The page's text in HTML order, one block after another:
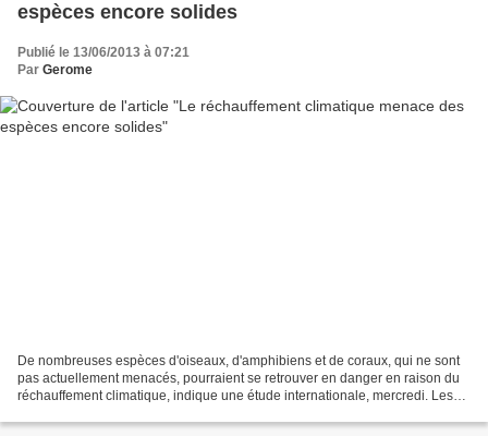
espèces encore solides
Publié le 13/06/2013 à 07:21
Par Gerome
De nombreuses espèces d'oiseaux, d'amphibiens et de coraux, qui ne sont
pas actuellement menacés, pourraient se retrouver en danger en raison du
réchauffement climatique, indique une étude internationale, mercredi. Les